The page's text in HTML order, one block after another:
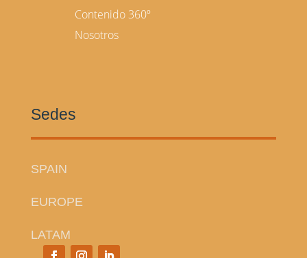
Contenido 360º
Nosotros
Sedes
SPAIN
EUROPE
LATAM